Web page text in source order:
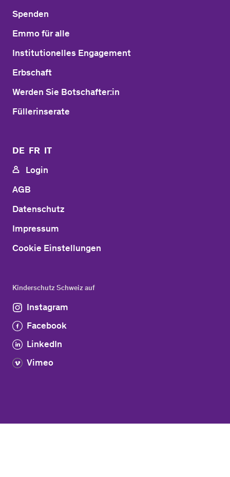
Spenden
Emmo für alle
Institutionelles Engagement
Erbschaft
Werden Sie Botschafter:in
Füllerinserate
DE FR IT
Login
AGB
Datenschutz
Impressum
Cookie Einstellungen
Kinderschutz Schweiz auf
Instagram
Facebook
LinkedIn
Vimeo